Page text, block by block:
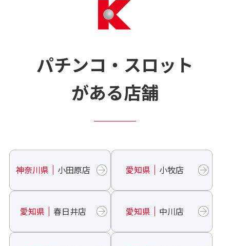
パチンコ・スロット
がある店舗
神奈川県 小田原店 愛知県 小牧店
愛知県 春日井店 愛知県 中川店